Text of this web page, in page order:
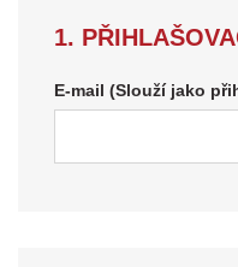
1.
E-mail (Slouží jako